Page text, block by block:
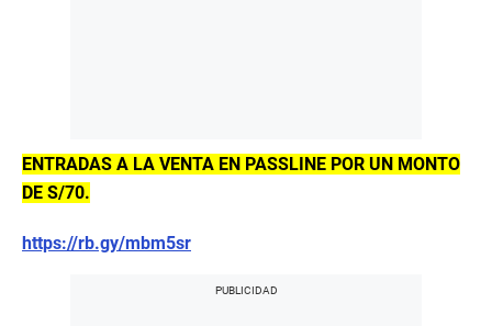
ENTRADAS A LA VENTA EN PASSLINE POR UN MONTO
DE S/70.
https://rb.gy/mbm5sr